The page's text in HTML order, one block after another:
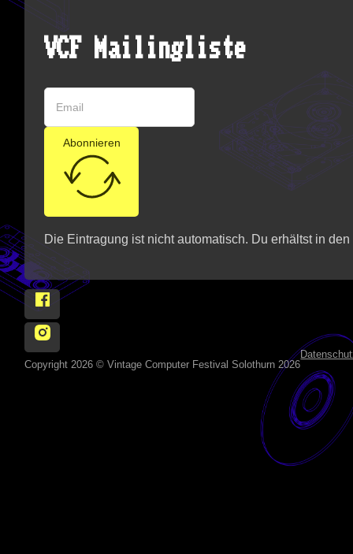
VCF Mailingliste
Abonnieren
Die Eintragung ist nicht automatisch. Du erhältst in
Follow Vintage Computer Festival Solothurn 2026 on
Follow Vintage Computer Festival Solothurn 2026 on
Copyright 2026 © Vintage Computer Festival Solothurn 2026